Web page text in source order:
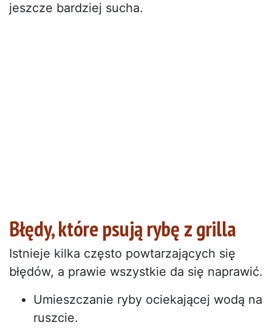
jeszcze bardziej sucha.
Błędy, które psują rybę z grilla
Istnieje kilka często powtarzających się
błędów, a prawie wszystkie da się naprawić.
Umieszczanie ryby ociekającej wodą na
ruszcie.